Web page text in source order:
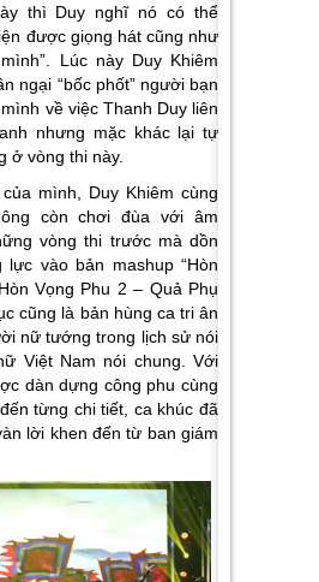
thì Duy nghĩ nó có thể
được giọng hát cũng như
”. Lúc này Duy Khiêm
ngại “bốc phốt” người bạn
về việc Thanh Duy liên
nhưng mặc khác lại tự
ở vòng thi này.
mình, Duy Khiêm cùng
còn chơi đùa với âm
vòng thi trước mà dồn
lực vào bản mashup “Hòn
Vọng Phu 2 – Quả Phụ
cũng là bản hùng ca tri ân
nữ tướng trong lịch sử nói
Việt Nam nói chung. Với
dàn dựng công phu cùng
từng chi tiết, ca khúc đã
lời khen đến từ ban giám